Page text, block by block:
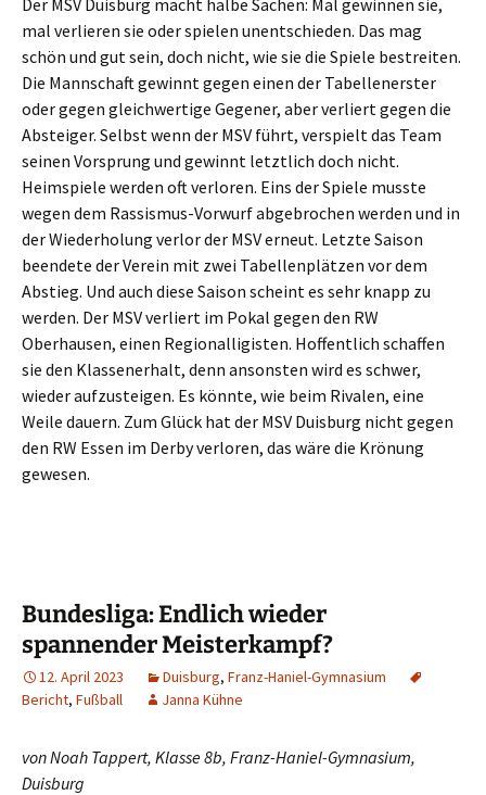
Der MSV Duisburg macht halbe Sachen: Mal gewinnen sie,
mal verlieren sie oder spielen unentschieden. Das mag
schön und gut sein, doch nicht, wie sie die Spiele bestreiten.
Die Mannschaft gewinnt gegen einen der Tabellenerster
oder gegen gleichwertige Gegener, aber verliert gegen die
Absteiger. Selbst wenn der MSV führt, verspielt das Team
seinen Vorsprung und gewinnt letztlich doch nicht.
Heimspiele werden oft verloren. Eins der Spiele musste
wegen dem Rassismus-Vorwurf abgebrochen werden und in
der Wiederholung verlor der MSV erneut. Letzte Saison
beendete der Verein mit zwei Tabellenplätzen vor dem
Abstieg. Und auch diese Saison scheint es sehr knapp zu
werden. Der MSV verliert im Pokal gegen den RW
Oberhausen, einen Regionalligisten. Hoffentlich schaffen
sie den Klassenerhalt, denn ansonsten wird es schwer,
wieder aufzusteigen. Es könnte, wie beim Rivalen, eine
Weile dauern. Zum Glück hat der MSV Duisburg nicht gegen
den RW Essen im Derby verloren, das wäre die Krönung
gewesen.
Bundesliga: Endlich wieder
spannender Meisterkampf?
12. April 2023 Duisburg, Franz-Haniel-Gymnasium
Bericht, Fußball Janna Kühne
von Noah Tappert, Klasse 8b, Franz-Haniel-Gymnasium,
Duisburg